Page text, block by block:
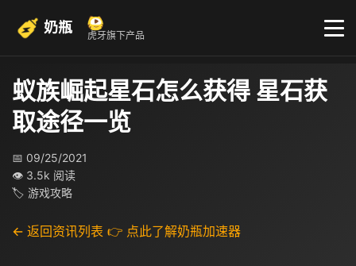
奶瓶 虎牙旗下产品
蚁族崛起星石怎么获得 星石获
取途径一览
📅 09/25/2021
👁 3.5k 阅读
🏷 游戏攻略
← 返回资讯列表 👉 点此了解奶瓶加速器